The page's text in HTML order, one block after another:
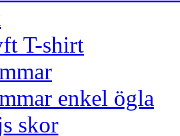
T-shirt
enkel ögla
skor